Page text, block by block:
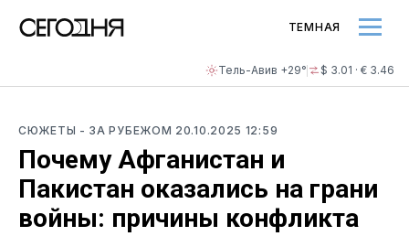
Тель-Авив +29° $ 3.01 · € 3.46
ТЕМНАЯ
СЮЖЕТЫ - ЗА РУБЕЖОМ 20.10.2025 12:59
Почему Афганистан и
Пакистан оказались на грани
войны: причины конфликта